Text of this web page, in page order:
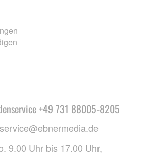
+49 731 88005-8205
9.00 Uhr bis 17.00 Uhr,